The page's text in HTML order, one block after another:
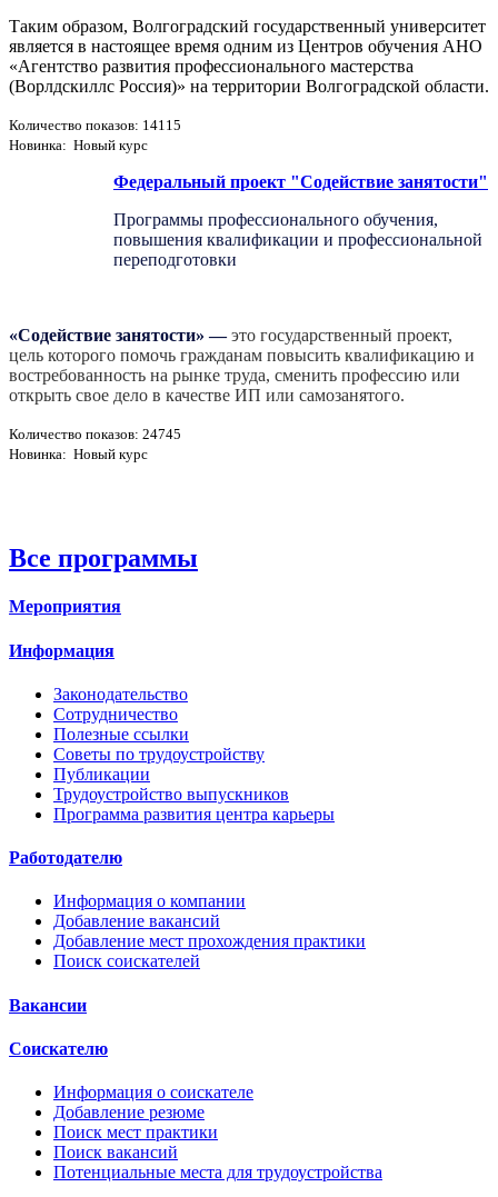
Таким образом, Волгоградский государственный университет
является в настоящее время одним из Центров обучения АНО
«Агентство развития профессионального мастерства
(Ворлдскиллс Россия)» на территории Волгоградской области.
Количество показов: 14115
Новинка: Новый курс
Федеральный проект "Содействие занятости"
Программы профессионального обучения,
повышения квалификации и профессиональной
переподготовки
«Содействие занятости» —это государственный проект,
цель которого помочь гражданам повысить квалификацию и
востребованность на рынке труда, сменить профессию или
открыть свое дело в качестве ИП или самозанятого.
Количество показов: 24745
Новинка: Новый курс
Все программы
Мероприятия
Информация
Законодательство
Сотрудничество
Полезные ссылки
Советы по трудоустройству
Публикации
Трудоустройство выпускников
Программа развития центра карьеры
Работодателю
Информация о компании
Добавление вакансий
Добавление мест прохождения практики
Поиск соискателей
Вакансии
Соискателю
Информация о соискателе
Добавление резюме
Поиск мест практики
Поиск вакансий
Потенциальные места для трудоустройства